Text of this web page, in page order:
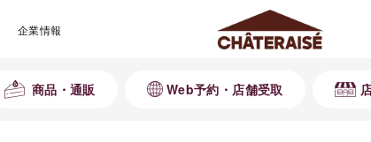
企業情報
商品・通販 Web予約・店舗受取